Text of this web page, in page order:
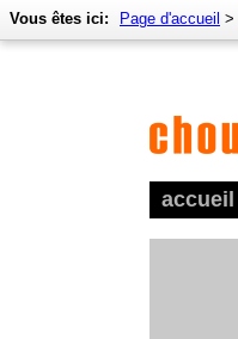
accueil
Vous êtes ici: Page d'accueil >